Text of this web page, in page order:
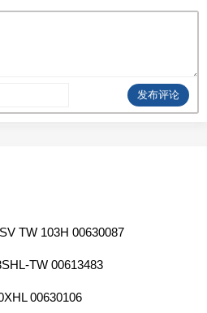
发布评论
TW 103H 00630087
TW 00613483
00630106